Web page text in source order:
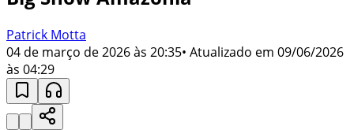
Patrick Motta
04 de março de 2026 às 20:35• Atualizado em 09/06/2026
às 04:29